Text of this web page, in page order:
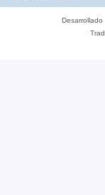
Desarrollado